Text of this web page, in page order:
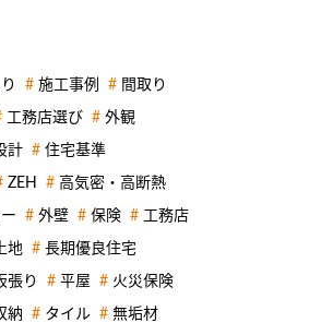
施工事例 間取り
工務店選び 外観
計 住宅基準
ZEH 高気密・高断熱
外壁 保険 工務店
地 長期優良住宅
張り 平屋 火災保険
納 タイル 無垢材